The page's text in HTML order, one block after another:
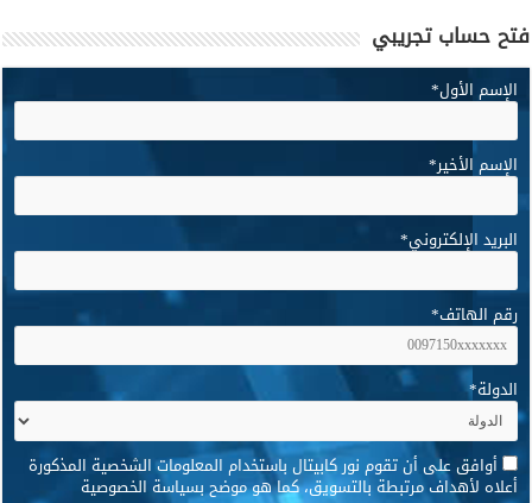
فتح حساب تجريبي
الإسم الأول*
الإسم الأخير*
البريد الإلكتروني*
رقم الهاتف*
الدولة*
* أوافق على أن تقوم نور كابيتال باستخدام المعلومات الشخصية المذكورة
أعلاه لأهداف مرتبطة بالتسويق، كما هو موضح بسياسة الخصوصية